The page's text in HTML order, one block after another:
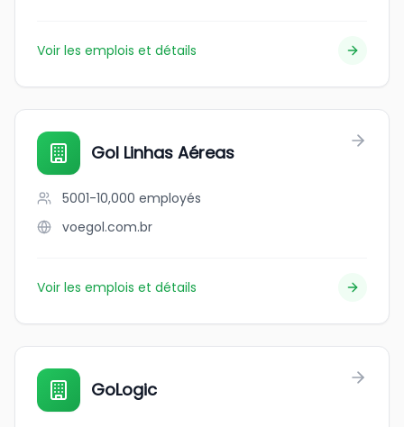
Voir les emplois et détails
Gol Linhas Aéreas
5001-10,000 employés
voegol.com.br
Voir les emplois et détails
GoLogic